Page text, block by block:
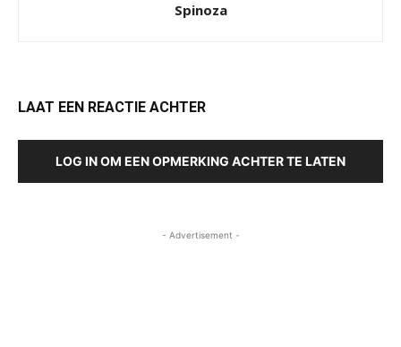
Spinoza
LAAT EEN REACTIE ACHTER
LOG IN OM EEN OPMERKING ACHTER TE LATEN
- Advertisement -